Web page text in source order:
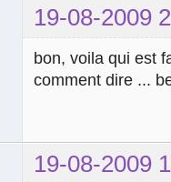
19-08-2009
bon, voila qui est
comment dire ...
19-08-2009